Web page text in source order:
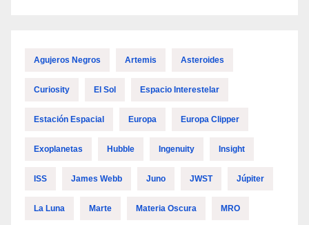
Agujeros Negros Artemis Asteroides
Curiosity El Sol Espacio Interestelar
Estación Espacial Europa Europa Clipper
Exoplanetas Hubble Ingenuity Insight
ISS James Webb Juno JWST Júpiter
La Luna Marte Materia Oscura MRO